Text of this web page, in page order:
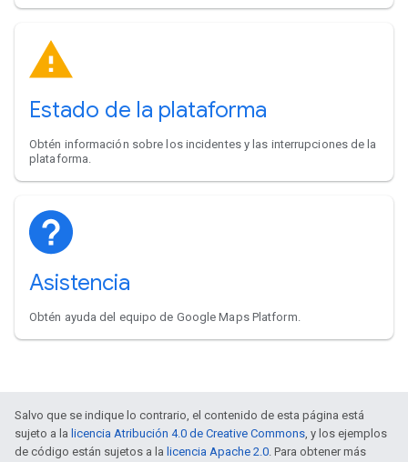
Estado de la plataforma
Obtén información sobre los incidentes y las interrupciones de la
plataforma.
Asistencia
Obtén ayuda del equipo de Google Maps Platform.
Salvo que se indique lo contrario, el contenido de esta página está
sujeto a la licencia Atribución 4.0 de Creative Commons, y los ejemplos
de código están sujetos a la licencia Apache 2.0. Para obtener más